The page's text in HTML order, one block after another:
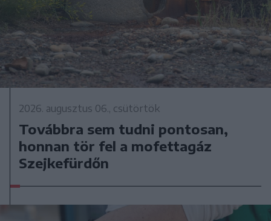
2026. augusztus 06., csütörtök
Továbbra sem tudni pontosan,
honnan tör fel a mofettagáz
Szejkefürdőn